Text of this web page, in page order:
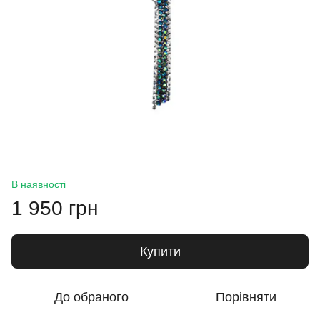
В наявності
1 950 грн
Купити
До обраного Порівняти